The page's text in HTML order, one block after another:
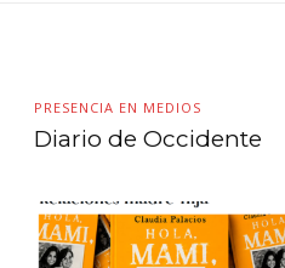
PRESENCIA EN MEDIOS
Diario de Occidente